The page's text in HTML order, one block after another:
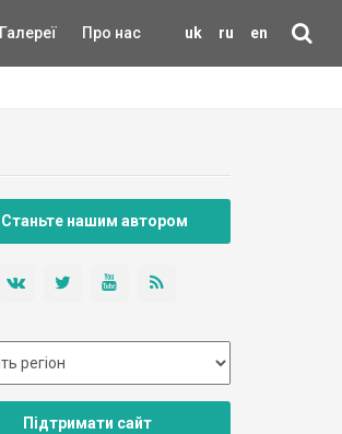
uk ru en
Галереї Про нас
Станьте нашим автором
Підтримати сайт